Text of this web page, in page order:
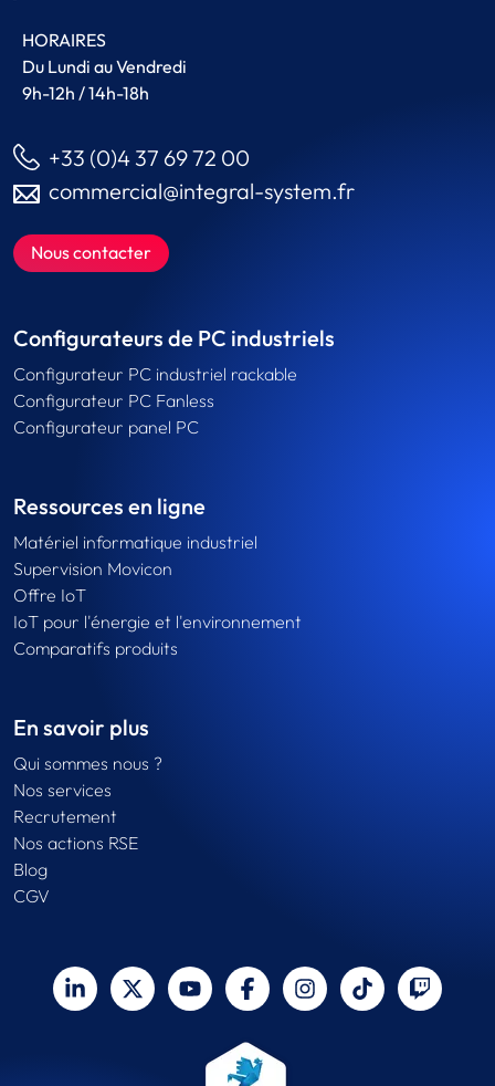
HORAIRES
Du Lundi au Vendredi
9h-12h / 14h-18h
+33 (0)4 37 69 72 00
commercial@integral-system.fr
Nous contacter
Configurateurs de PC industriels
Configurateur PC industriel rackable
Configurateur PC Fanless
Configurateur panel PC
Ressources en ligne
Matériel informatique industriel
Supervision Movicon
Offre IoT
IoT pour l'énergie et l'environnement
Comparatifs produits
En savoir plus
Qui sommes nous ?
Nos services
Recrutement
Nos actions RSE
Blog
CGV